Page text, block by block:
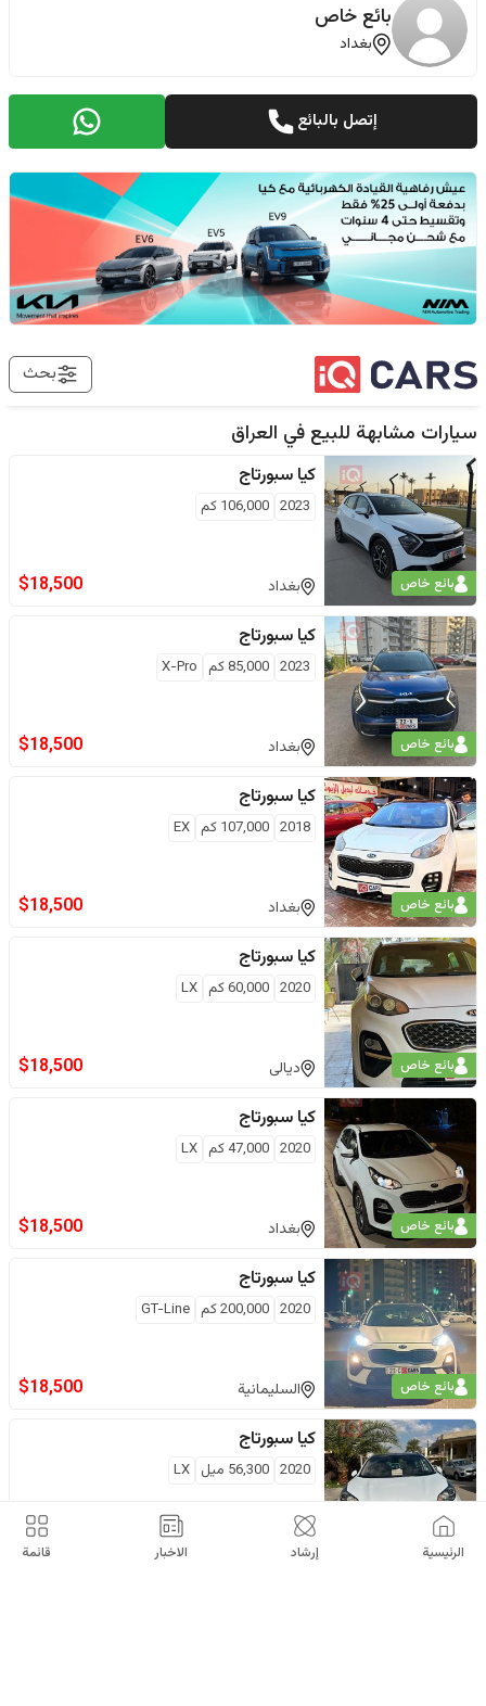
بائع خاص
بغداد
إتصل بالبائع
بحث
الرئيسية إرشاد الاخبار قائمة
سيارات مشابهة للبيع في العراق
بائع خاص
كيا سبورتاج
2023
106,000 كم
بغداد $18,500
بائع خاص
كيا سبورتاج
2023
85,000كم X-Pro
بغداد $18,500
بائع خاص
كيا سبورتاج
2018
107,000 كم EX
بغداد $18,500
بائع خاص
كيا سبورتاج
2020
60,000كم LX
ديالى $18,500
بائع خاص
كيا سبورتاج
2020
47,000كم LX
بغداد $18,500
بائع خاص
كيا سبورتاج
2020
200,000كم GT-Line
السليمانية $18,500
بائع خاص
كيا سبورتاج
2020
56,300 ميل LX
اربيل $18,500